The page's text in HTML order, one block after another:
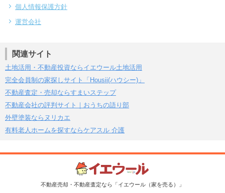
個人情報保護方針
運営会社
関連サイト
土地活用・不動産投資ならイエウール土地活用
完全会員制の家探しサイト「Housii(ハウシー)」
不動産査定・売却ならすまいステップ
不動産会社の評判サイト｜おうちの語り部
外壁塗装ならヌリカエ
有料老人ホームを探すならケアスル 介護
不動産売却・不動産査定なら「イエウール（家を売る）」